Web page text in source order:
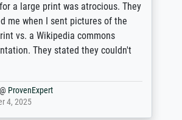
a large print was atrocious. They
when I sent pictures of the
vs. a Wikipedia commons
They stated they couldn't
2025